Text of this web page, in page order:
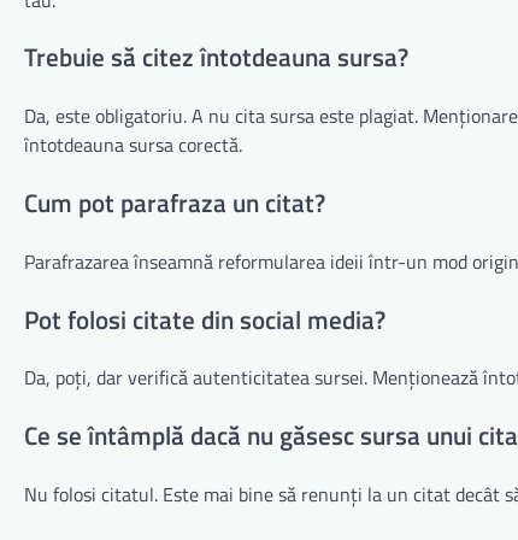
Trebuie să citez întotdeauna sursa?
Da, este obligatoriu. A nu cita sursa este plagiat.
întotdeauna sursa corectă.
Cum pot parafraza un citat?
Parafrazarea înseamnă reformularea ideii într-un mod
Pot folosi citate din social media?
Da, poți, dar verifică autenticitatea sursei. Menționează
Ce se întâmplă dacă nu găsesc sursa unui
Nu folosi citatul. Este mai bine să renunți la un citat decât